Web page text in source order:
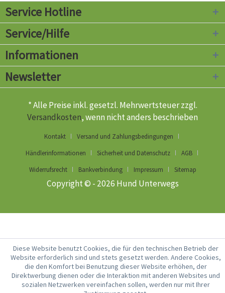
Service Hotline
Service/Hilfe
Informationen
Newsletter
* Alle Preise inkl. gesetzl. Mehrwertsteuer zzgl.
Versandkosten, wenn nicht anders beschrieben
Kontakt
Versand und Zahlungsbedingungen
Händlerinformationen
Sicherheit und Datenschutz
AGB
Widerrufsrecht
Bankverbindung Impressum Sitemap
Copyright © - 2026 Hund Unterwegs
Diese Website benutzt Cookies, die für den technischen Betrieb der
Website erforderlich sind und stets gesetzt werden. Andere Cookies,
die den Komfort bei Benutzung dieser Website erhöhen, der
Direktwerbung dienen oder die Interaktion mit anderen Websites und
sozialen Netzwerken vereinfachen sollen, werden nur mit Ihrer